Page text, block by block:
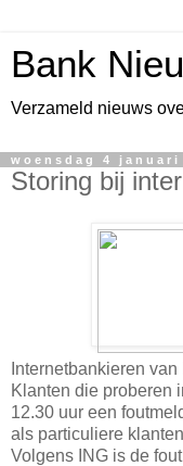
Bank
Verzameld nieuws
woensdag 4 januari
Storing bij
Internetbankieren
Klanten die proberen
12.30 uur een
als particuliere
Volgens ING is de